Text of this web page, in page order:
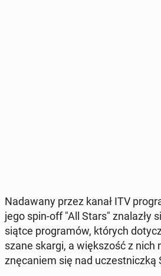
Nada­wa­ny przez kanał ITV
jego spin-off "All Stars" zna­la­zły
siąt­ce pro­gra­mów, których
sza­ne skargi, a więk­szość z nich
znę­ca­niem się nad uczest­nicz­ką